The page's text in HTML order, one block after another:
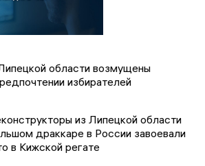
области возмущены
избирателей
из Липецкой области
драккаре в России завоевали
в Кижской регате